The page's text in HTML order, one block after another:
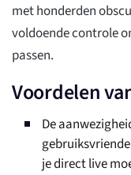
met honderden
voldoende controle
passen.
Voordelen
De
je direct live